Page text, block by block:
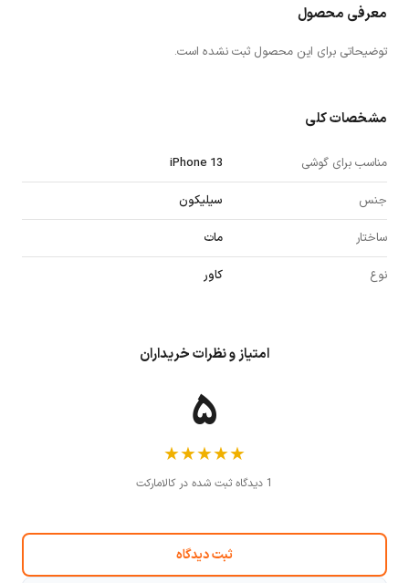
معرفی محصول
توضیحاتی برای این محصول ثبت نشده است.
مشخصات کلی
مناسب برای گوشی iPhone 13
جنس سیلیکون
ساختار مات
نوع کاور
امتیاز و نظرات خریداران
۵
★
★
★
★
★
1 دیدگاه ثبت شده در کالامارکت
ثبت دیدگاه